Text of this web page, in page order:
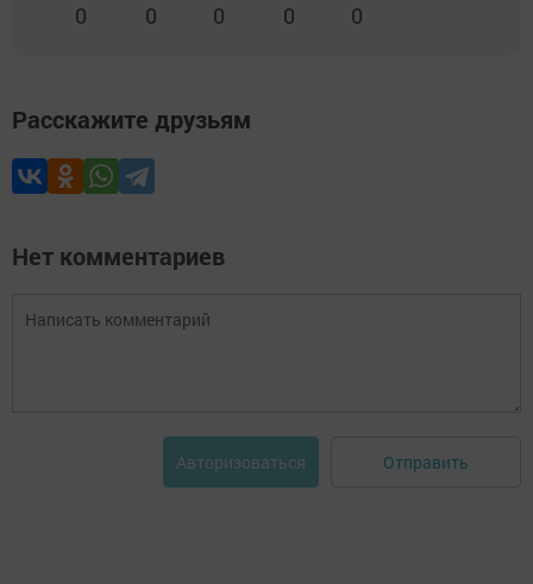
0 0 0 0 0
Расскажите друзьям
Нет комментариев
Авторизоваться Отправить